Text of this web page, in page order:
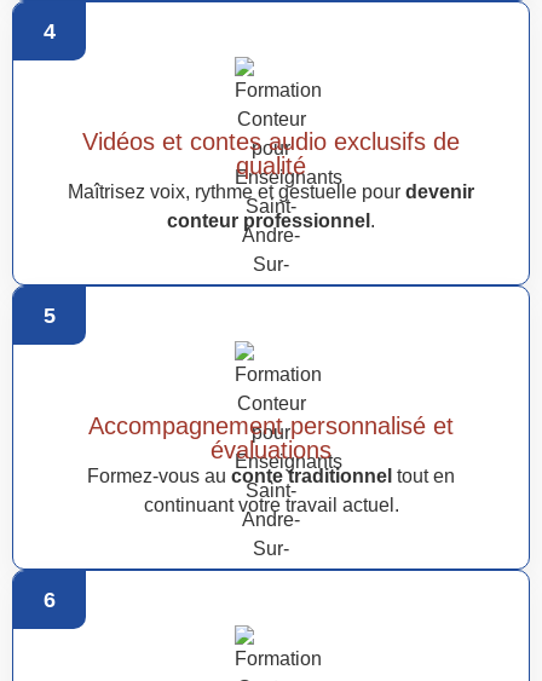
4
Vidéos et contes audio exclusifs de
qualité
Maîtrisez voix, rythme et gestuelle pour devenir
conteur professionnel .
5
Accompagnement personnalisé et
évaluations
Formez-vous au conte traditionnel tout en
continuant votre travail actuel.
6